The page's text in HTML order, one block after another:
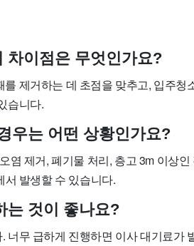
차이점은 무엇인가요?
제거하는 데 초점을 맞추고, 입주청
습니다.
우는 어떤 상황인가요?
염 제거, 폐기물 처리, 층고 3m 이상
서 발생할 수 있습니다.
는 것이 좋나요?
무 급하게 진행하면 이사 대기료가